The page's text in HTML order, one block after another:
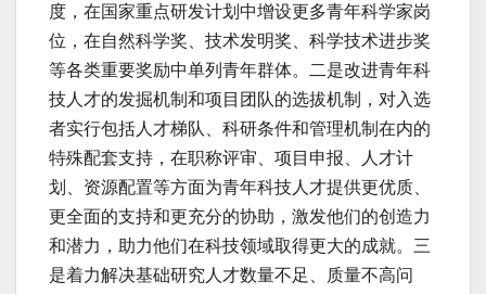
度，在国家重点研发计划中增设更多青年科学家岗
位，在自然科学奖、技术发明奖、科学技术进步奖
等各类重要奖励中单列青年群体。二是改进青年科
技人才的发掘机制和项目团队的选拔机制，对入选
者实行包括人才梯队、科研条件和管理机制在内的
特殊配套支持，在职称评审、项目申报、人才计
划、资源配置等方面为青年科技人才提供更优质、
更全面的支持和更充分的协助，激发他们的创造力
和潜力，助力他们在科技领域取得更大的成就。三
是着力解决基础研究人才数量不足、质量不高问